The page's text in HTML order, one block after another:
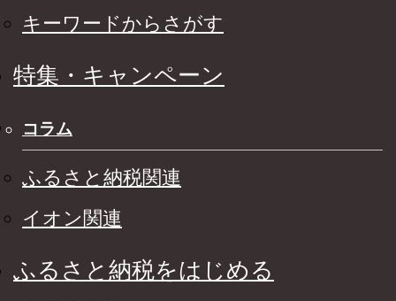
キーワードからさがす
特集・キャンペーン
コラム
ふるさと納税関連
イオン関連
ふるさと納税をはじめる